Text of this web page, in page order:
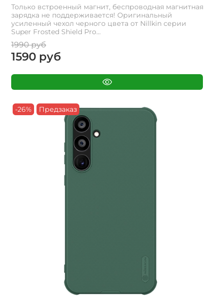
Только встроенный магнит, беспроводная магнитная
зарядка не поддерживается! Оригинальный
усиленный чехол черного цвета от Nillkin серии
Super Frosted Shield Pro...
1990 руб
1590 руб
-26% Предзаказ